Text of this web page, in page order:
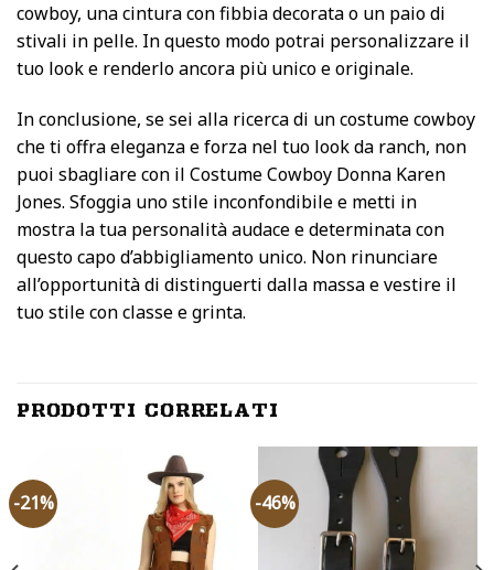
cowboy, una cintura con fibbia decorata o un paio di
stivali in pelle. In questo modo potrai personalizzare il
tuo look e renderlo ancora più unico e originale.
In conclusione, se sei alla ricerca di un costume cowboy
che ti offra eleganza e forza nel tuo look da ranch, non
puoi sbagliare con il Costume Cowboy Donna Karen
Jones. Sfoggia uno stile inconfondibile e metti in
mostra la tua personalità audace e determinata con
questo capo d’abbigliamento unico. Non rinunciare
all’opportunità di distinguerti dalla massa e vestire il
tuo stile con classe e grinta.
PRODOTTI CORRELATI
-21% -46%